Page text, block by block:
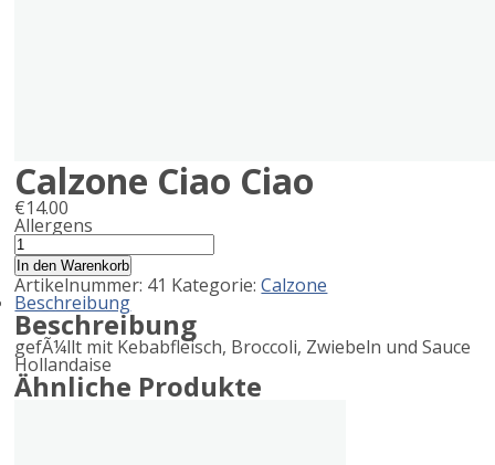
Calzone Ciao Ciao
€14.00
Allergens
Product
allergen
information
Calzone
Ciao
Ciao
Menge
In den Warenkorb
Artikelnummer: 41 Kategorie:Calzone
Beschreibung
Beschreibung
gefÃ¼llt mit Kebabfleisch, Broccoli, Zwiebeln und Sauce
Hollandaise
Ähnliche Produkte